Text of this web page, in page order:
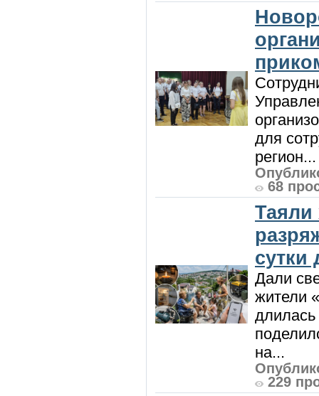
для
регион...
68
сутки
Дали
жители
длилась
на...
229